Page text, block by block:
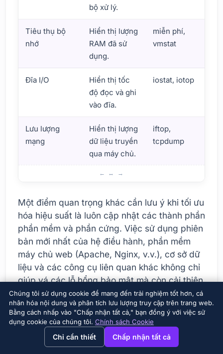
View this page in English?
bộ xử lý.
Tiêu thụ bộ
nhớ
Hiển thị lượng
RAM đã sử
dụng.
miễn phí,
vmstat
Đĩa I/O
Hiển thị tốc
độ đọc và ghi
vào đĩa.
iostat, iotop
Lưu lượng
mạng
Hiển thị lượng
dữ liệu truyền
qua máy chủ.
iftop,
tcpdump
Một điểm quan trọng khác cần lưu ý khi tối ưu
hóa hiệu suất là luôn cập nhật các thành phần
phần mềm và phần cứng. Việc sử dụng phiên
bản mới nhất của hệ điều hành, phần mềm
máy chủ web (Apache, Nginx, v.v.), cơ sở dữ
liệu và các công cụ liên quan khác không chỉ
giúp vá các lỗ hổng bảo mật mà còn cải thiện
hiệu suất. Việc cập nhật thường xuyên góp
phần nâng cao hiệu suất hoạt động của máy
chủ.
Sử dụng cơ chế lưu trữ đệm:
Tăng tốc
Chúng tôi sử dụng cookie để mang đến trải nghiệm tốt hơn, cá
nhân hóa nội dung và phân tích lưu lượng truy cập trên trang web.
Bằng cách nhấp vào "Chấp nhận tất cả," bạn đồng ý với việc sử
dụng cookie của chúng tôi. Chính sách Cookie
Chỉ cần thiết Chấp nhận tất cả